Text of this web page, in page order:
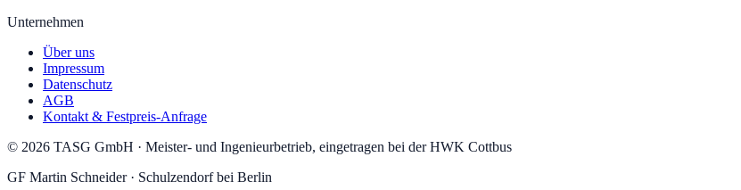
Unternehmen
Über uns
Impressum
Datenschutz
AGB
Kontakt & Festpreis-Anfrage
© 2026 TASG GmbH · Meister- und Ingenieurbetrieb, eingetragen bei der HWK Cottbus
GF Martin Schneider· Schulzendorfbei Berlin